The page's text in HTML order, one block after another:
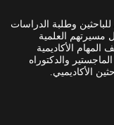
وطلبة الدراسات
مسيرتهم العلمية
الأكاديمية
والدكتوراه
الأكاديميي.